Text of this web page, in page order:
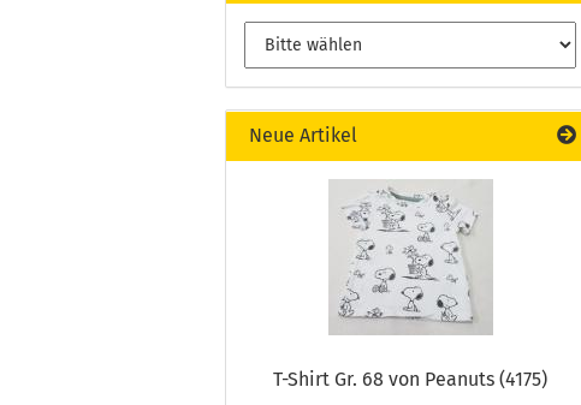
Neue Artikel
T-Shirt Gr. 68 von Peanuts (4175)